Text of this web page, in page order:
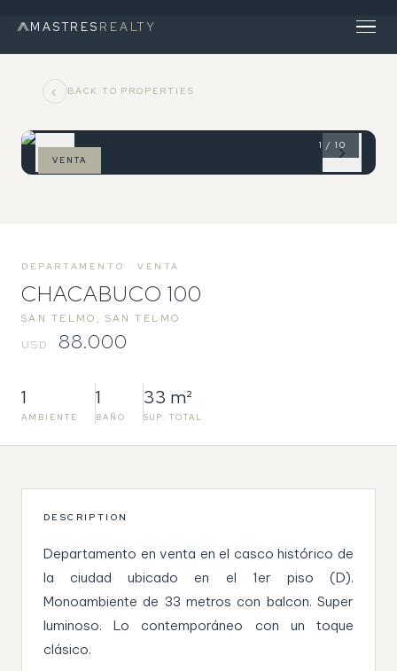
MASTRES REALTY
‹ BACK TO PROPERTIES
‹ ›
VENTA
1 / 10
DEPARTAMENTO · VENTA
CHACABUCO 100
SAN TELMO, SAN TELMO
USD 88.000
1
AMBIENTE
1
BAÑO
33 m²
SUP. TOTAL
DESCRIPTION
Departamento en venta en el casco histórico de
la ciudad ubicado en el 1er piso (D).
Monoambiente de 33 metros con balcon. Super
luminoso. Lo contemporáneo con un toque
clásico.